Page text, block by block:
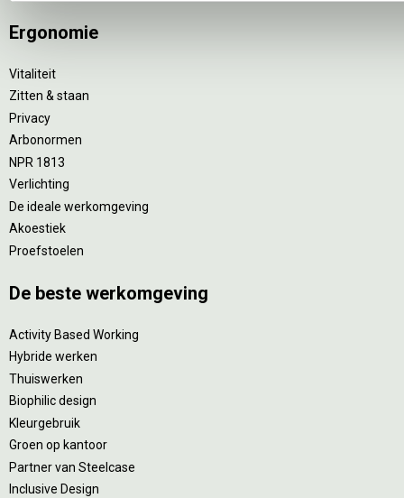
Ergonomie
Vitaliteit
Zitten & staan
Privacy
Arbonormen
NPR 1813
Verlichting
De ideale werkomgeving
Akoestiek
Proefstoelen
De beste werkomgeving
Activity Based Working
Hybride werken
Thuiswerken
Biophilic design
Kleurgebruik
Groen op kantoor
Partner van Steelcase
Inclusive Design